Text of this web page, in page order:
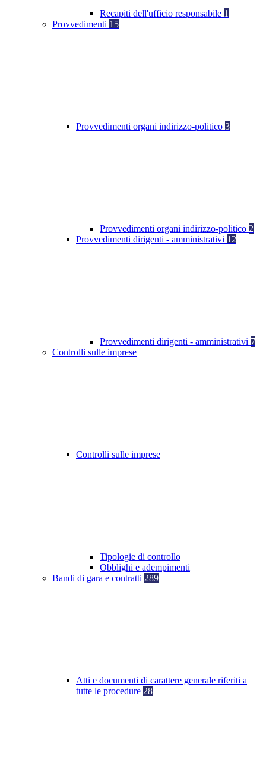
Recapiti dell'ufficio responsabile 1
Provvedimenti 15
Provvedimenti organi indirizzo-politico 3
Provvedimenti organi indirizzo-politico 2
Provvedimenti dirigenti - amministrativi 12
Provvedimenti dirigenti - amministrativi 7
Controlli sulle imprese
Controlli sulle imprese
Tipologie di controllo
Obblighi e adempimenti
Bandi di gara e contratti 289
Atti e documenti di carattere generale riferiti a
tutte le procedure 28